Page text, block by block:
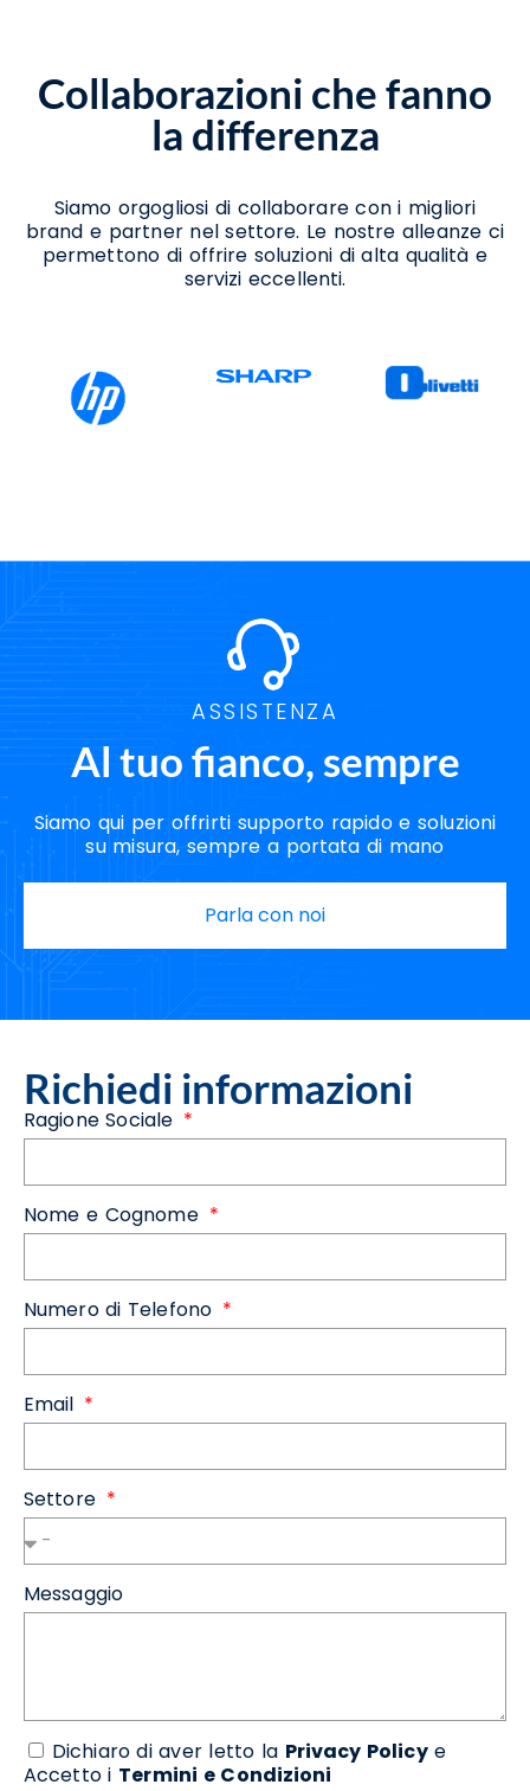
Vendita Stampanti Termiche Teora
Collaborazioni che fanno
la differenza
Siamo orgogliosi di collaborare con i migliori
brand e partner nel settore. Le nostre alleanze ci
permettono di offrire soluzioni di alta qualità e
servizi eccellenti.
ASSISTENZA
Al tuo fianco, sempre
Siamo qui per offrirti supporto rapido e soluzioni
su misura, sempre a portata di mano
Parla con noi
Richiedi informazioni
Ragione Sociale
Nome e Cognome
Numero di Telefono
Email
Settore
Messaggio
Dichiaro di aver letto la Privacy Policye
Accetto i Termini e Condizioni